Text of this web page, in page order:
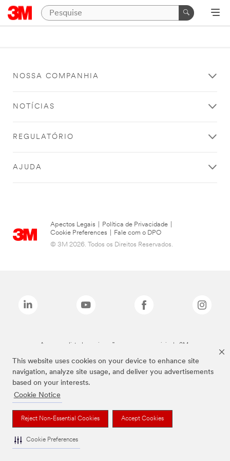
This website uses cookies on your device to enhance site
navigation, analyze site usage, and deliver you advertisements
based on your interests.
Cookie Notice
Reject Non-Essential Cookies Accept Cookies
Cookie Preferences
NOSSA COMPANHIA
NOTÍCIAS
REGULATÓRIO
AJUDA
Apectos Legais Política de Privacidade
Cookie Preferences
Fale com o DPO
© 3M 2026. Todos os Direitos Reservados.
As marcas listadas a cima são marcas comerciais da 3M.